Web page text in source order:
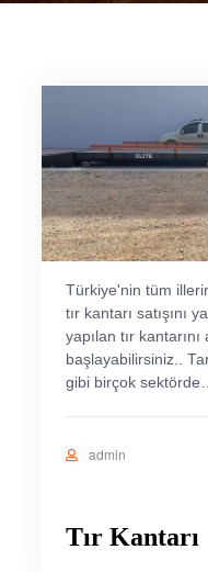
Türkiye'nin tüm
tır kantarı satışını
yapılan tır
başlayabilirsiniz..
gibi birçok
admin
Tır Kantarı